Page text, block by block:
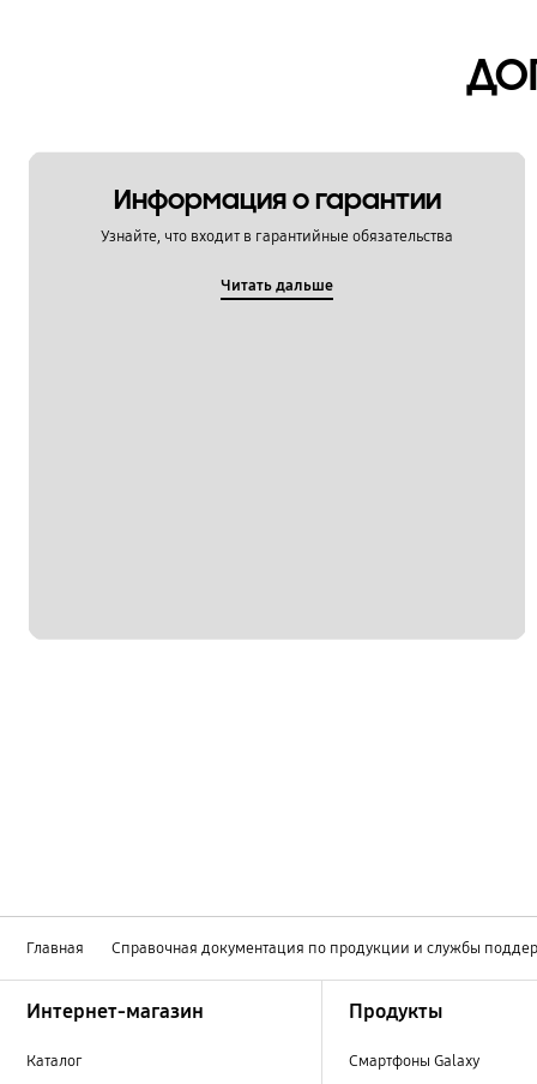
Информация о гарантии
Узнайте, что входит в гарантийные обязательства
Читать дальше
Главная Справочная документация по продукции и службы
Интернет-магазин
Каталог
Продукты
Смартфоны Galaxy